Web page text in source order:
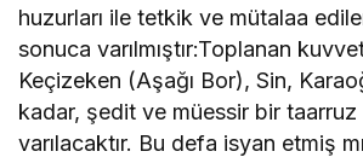
huzurları ile tetkik ve mütalaa
sonuca varılmıştır:Toplanan
Keçizeken (Aşağı Bor), Sin,
kadar, şedit ve müessir bir
varılacaktır. Bu defa isyan etmiş